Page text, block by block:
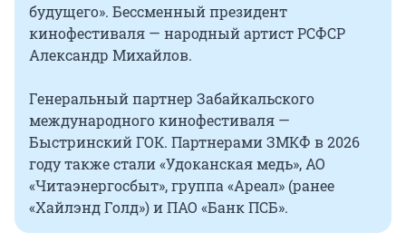
будущего». Бессменный президент
кинофестиваля — народный артист РСФСР
Александр Михайлов.
Генеральный партнер Забайкальского
международного кинофестиваля —
Быстринский ГОК. Партнерами ЗМКФ в 2026
году также стали «Удоканская медь», АО
«Читаэнергосбыт», группа «Ареал» (ранее
«Хайлэнд Голд») и ПАО «Банк ПСБ».